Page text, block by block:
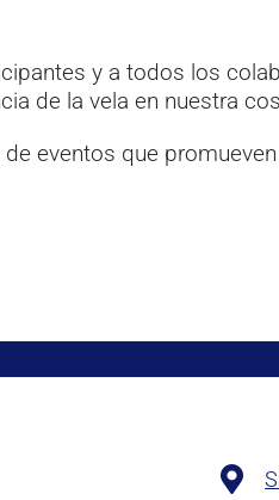
y a todos los
de la vela en nuestra
eventos que